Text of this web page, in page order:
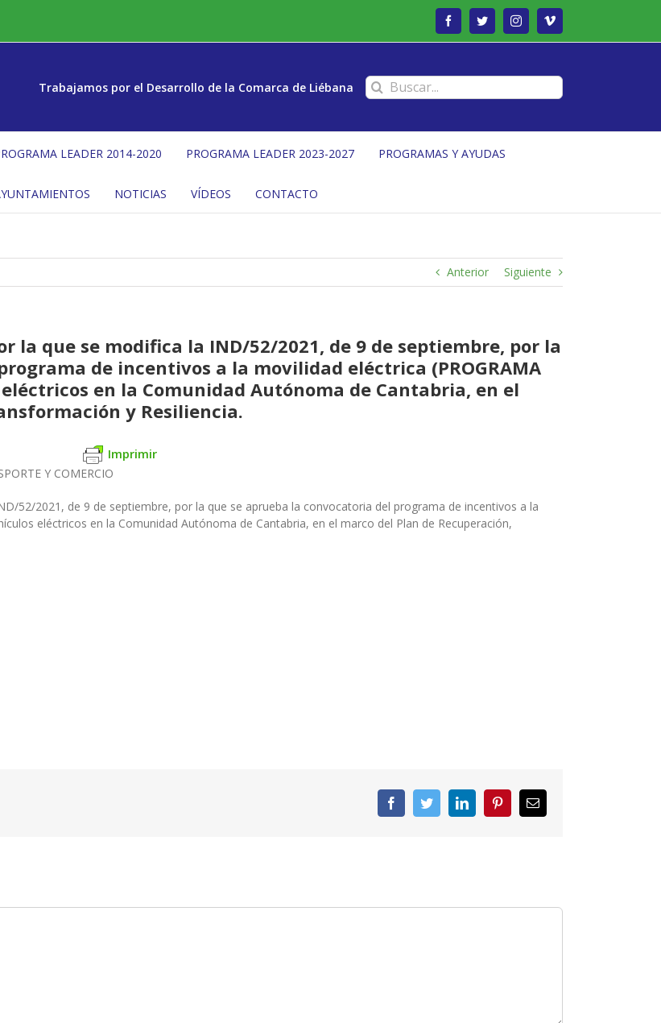
FacebookTwitterInstagramVimeo
Trabajamos por el Desarrollo de la Comarca de Liébana Buscar:
LEADER 2014-2020 PROGRAMA LEADER 2023-2027 PROGRAMAS Y AYUDAS
NOTICIAS VÍDEOS CONTACTO
Anterior Siguiente
la que se modifica la IND/52/2021, de 9 de septiembre, por la
de incentivos a la movilidad eléctrica (PROGRAMA
en la Comunidad Autónoma de Cantabria, en el
y Resiliencia.
Imprimir
Y COMERCIO
52/2021, de 9 de septiembre, por la que se aprueba la convocatoria del programa de incentivos a la
eléctricos en la Comunidad Autónoma de Cantabria, en el marco del Plan de Recuperación,
FacebookTwitterLinkedInPinterestCorreo
electrónico